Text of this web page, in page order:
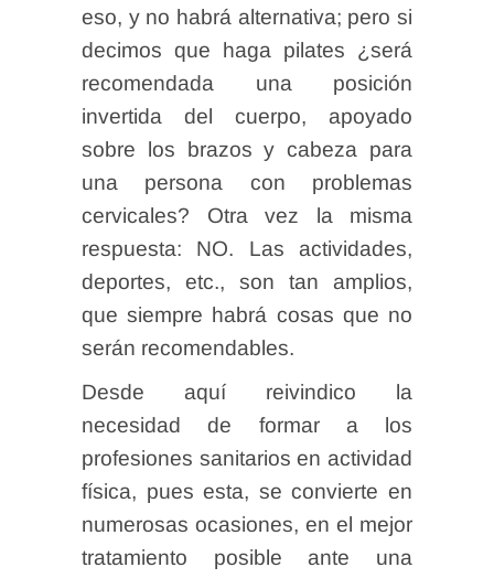
eso, y no habrá alternativa; pero si
decimos que haga pilates ¿será
recomendada una posición
invertida del cuerpo, apoyado
sobre los brazos y cabeza para
una persona con problemas
cervicales? Otra vez la misma
respuesta: NO. Las actividades,
deportes, etc., son tan amplios,
que siempre habrá cosas que no
serán recomendables.
Desde aquí reivindico la
necesidad de formar a los
profesiones sanitarios en actividad
física, pues esta, se convierte en
numerosas ocasiones, en el mejor
tratamiento posible ante una